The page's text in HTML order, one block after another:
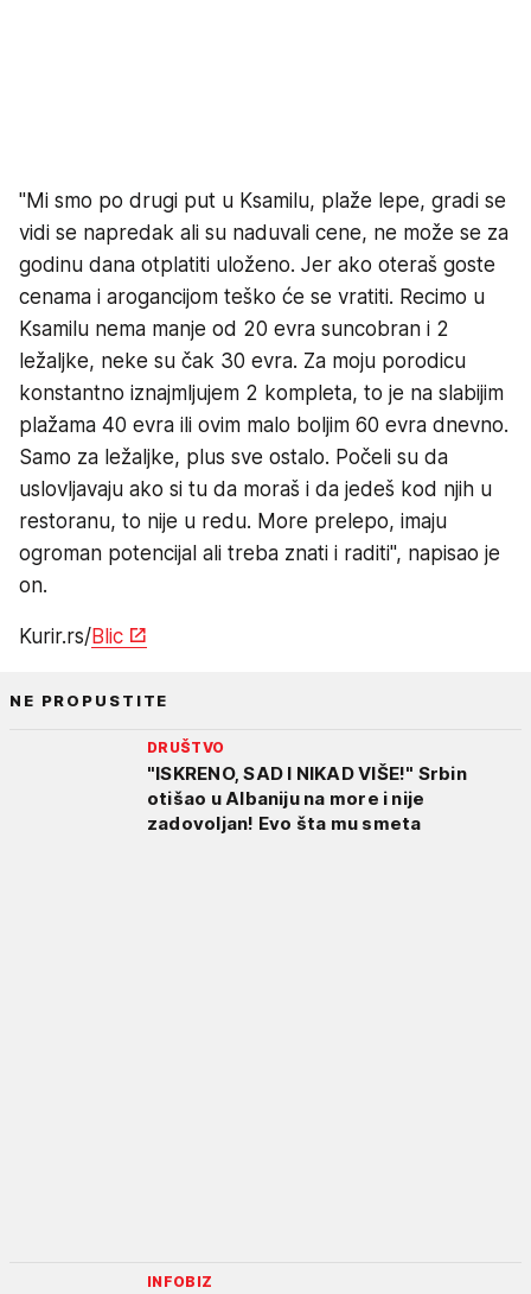
"Mi smo po drugi put u Ksamilu, plaže lepe, gradi se
vidi se napredak ali su naduvali cene, ne može se za
godinu dana otplatiti uloženo. Jer ako oteraš goste
cenama i arogancijom teško će se vratiti. Recimo u
Ksamilu nema manje od 20 evra suncobran i 2
ležaljke, neke su čak 30 evra. Za moju porodicu
konstantno iznajmljujem 2 kompleta, to je na slabijim
plažama 40 evra ili ovim malo boljim 60 evra dnevno.
Samo za ležaljke, plus sve ostalo. Počeli su da
uslovljavaju ako si tu da moraš i da jedeš kod njih u
restoranu, to nije u redu. More prelepo, imaju
ogroman potencijal ali treba znati i raditi", napisao je
on.
Kurir.rs/Blic
NE PROPUSTITE
DRUŠTVO
"ISKRENO, SAD I NIKAD VIŠE!" Srbin
otišao u Albaniju na more i nije
zadovoljan! Evo šta mu smeta
INFOBIZ